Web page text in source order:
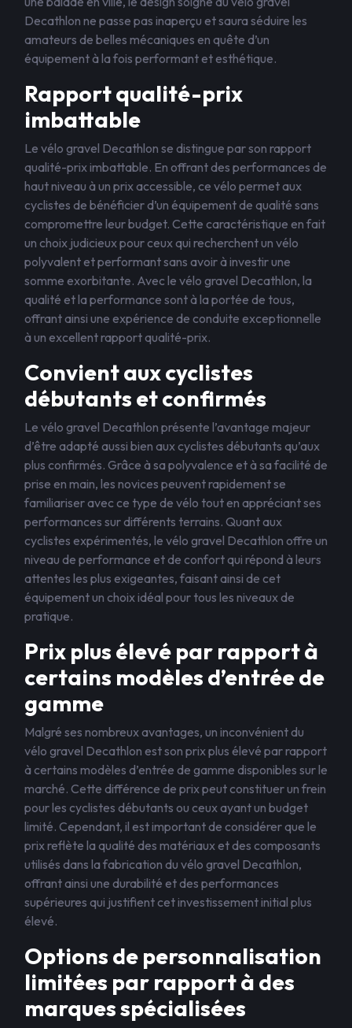
Decathlon ne passe pas inaperçu et saura séduire les
amateurs de belles mécaniques en quête d’un
équipement à la fois performant et esthétique.
Rapport qualité-prix
imbattable
Le vélo gravel Decathlon se distingue par son rapport
qualité-prix imbattable. En offrant des performances de
haut niveau à un prix accessible, ce vélo permet aux
cyclistes de bénéficier d’un équipement de qualité sans
compromettre leur budget. Cette caractéristique en fait
un choix judicieux pour ceux qui recherchent un vélo
polyvalent et performant sans avoir à investir une
somme exorbitante. Avec le vélo gravel Decathlon, la
qualité et la performance sont à la portée de tous,
offrant ainsi une expérience de conduite exceptionnelle
à un excellent rapport qualité-prix.
Convient aux cyclistes
débutants et confirmés
Le vélo gravel Decathlon présente l’avantage majeur
d’être adapté aussi bien aux cyclistes débutants qu’aux
plus confirmés. Grâce à sa polyvalence et à sa facilité de
prise en main, les novices peuvent rapidement se
familiariser avec ce type de vélo tout en appréciant ses
performances sur différents terrains. Quant aux
cyclistes expérimentés, le vélo gravel Decathlon offre un
niveau de performance et de confort qui répond à leurs
attentes les plus exigeantes, faisant ainsi de cet
équipement un choix idéal pour tous les niveaux de
pratique.
Prix plus élevé par rapport à
certains modèles d’entrée de
gamme
Malgré ses nombreux avantages, un inconvénient du
vélo gravel Decathlon est son prix plus élevé par rapport
à certains modèles d’entrée de gamme disponibles sur le
marché. Cette différence de prix peut constituer un frein
pour les cyclistes débutants ou ceux ayant un budget
limité. Cependant, il est important de considérer que le
prix reflète la qualité des matériaux et des composants
utilisés dans la fabrication du vélo gravel Decathlon,
offrant ainsi une durabilité et des performances
supérieures qui justifient cet investissement initial plus
élevé.
Options de personnalisation
limitées par rapport à des
marques spécialisées